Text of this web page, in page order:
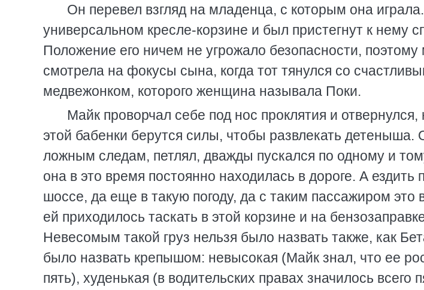
Он перевел взгляд на младенца, с которым она
универсальном кресле-корзине и был пристегнут к нему
Положение его ничем не угрожало безопасности, поэтому
смотрела на фокусы сына, когда тот тянулся со
медвежонком, которого женщина называла Поки.
Майк проворчал себе под нос проклятия и отвернулся,
этой бабенки берутся силы, чтобы развлекать детеныша.
ложным следам, петлял, дважды пускался по одному и
она в это время постоянно находилась в дороге. А
шоссе, да еще в такую погоду, да с таким пассажиром это
ей приходилось таскать в этой корзине и на
Невесомым такой груз нельзя было назвать также, как
было назвать крепышом: невысокая (Майк знал, что ее
пять), худенькая (в водительских правах значилось всего